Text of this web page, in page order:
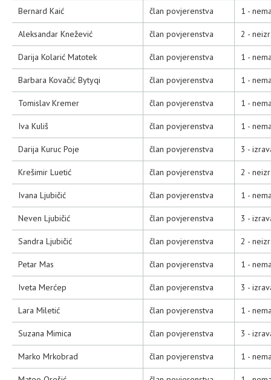
Bernard Kaić član povjerenstva 1 -
Aleksandar Knežević član povjerenstva 2 -
Darija Kolarić Matotek član povjerenstva 1 -
Barbara Kovačić Bytyqi član povjerenstva 1 -
Tomislav Kremer član povjerenstva 1 -
Iva Kuliš član povjerenstva 1 -
Darija Kuruc Poje član povjerenstva 3 -
Krešimir Luetić član povjerenstva 2 -
Ivana Ljubičić član povjerenstva 1 -
Neven Ljubičić član povjerenstva 3 -
Sandra Ljubičić član povjerenstva 2 -
Petar Mas član povjerenstva 1 -
Iveta Merćep član povjerenstva 3 -
Lara Miletić član povjerenstva 1 -
Suzana Mimica član povjerenstva 3 -
Marko Mrkobrad član povjerenstva 1 -